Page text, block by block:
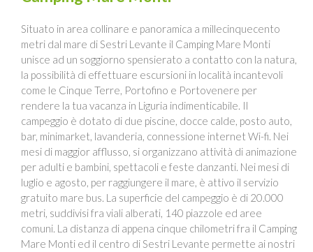
Situato in area collinare e panoramica a millecinquecento
metri dal mare di Sestri Levante il Camping Mare Monti
unisce ad un soggiorno spensierato a contatto con la natura,
la possibilità di effettuare escursioni in località incantevoli
come le Cinque Terre, Portofino e Portovenere per
rendere la tua vacanza in Liguria indimenticabile. Il
campeggio è dotato di due piscine, docce calde, posto auto,
bar, minimarket, lavanderia, connessione internet Wi-fi. Nei
mesi di maggior afflusso, si organizzano attività di animazione
per adulti e bambini, spettacoli e feste danzanti. Nei mesi di
luglio e agosto, per raggiungere il mare, è attivo il servizio
gratuito mare bus. La superficie del campeggio è di 20.000
metri, suddivisi fra viali alberati, 140 piazzole ed aree
comuni. La distanza di appena cinque chilometri fra il Camping
Mare Monti ed il centro di Sestri Levante permette ai nostri